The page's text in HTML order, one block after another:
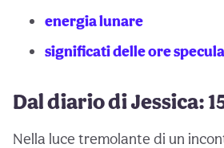
energia lunare
significati delle ore
Dal diario di Jessica:
Nella luce tremolante di un